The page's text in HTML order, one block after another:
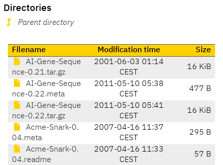
Directories
Parent directory
Filename Modification time
Size
AI-Gene-Seque
nce-0.21.tar.gz
2001-06-03 01:14
CEST
16 KiB
AI-Gene-Seque
nce-0.22.meta
2011-05-10 05:38
CEST
477 B
AI-Gene-Seque
nce-0.22.tar.gz
2011-05-10 05:41
CEST
16 KiB
Acme-Snark-0.
04.meta
2007-04-16 11:37
CEST
295 B
Acme-Snark-0.
04.readme
2007-04-16 11:33
CEST
57 B